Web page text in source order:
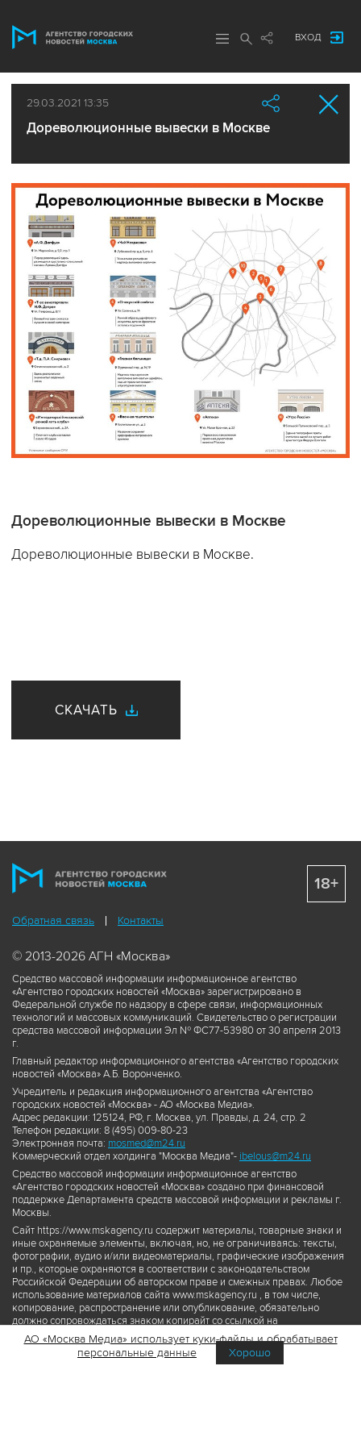
ВХОД
29.03.2021 13:35
Дореволюционные вывески в Москве
Дореволюционные вывески в Москве
Дореволюционные вывески в Москве.
СКАЧАТЬ
Обратная связь Контакты
© 2013-2026 АГН «Москва»
Средство массовой информации информационное агентство
«Агентство городских новостей «Москва» зарегистрировано в
Федеральной службе по надзору в сфере связи, информационных
технологий и массовых коммуникаций. Свидетельство о регистрации
средства массовой информации Эл № ФС77-53980 от 30 апреля 2013
г.
Главный редактор информационного агентства «Агентство городских
новостей «Москва» А.Б. Воронченко.
Учредитель и редакция информационного агентства «Агентство
городских новостей «Москва» - АО «Москва Медиа».
Адрес редакции: 125124, РФ, г. Москва, ул. Правды, д. 24, стр. 2
Телефон редакции: 8 (495) 009-80-23
Электронная почта: mosmed@m24.ru
Коммерческий отдел холдинга "Москва Медиа"- ibelous@m24.ru
Средство массовой информации информационное агентство
«Агентство городских новостей «Москва» создано при финансовой
поддержке Департамента средств массовой информации и рекламы г.
Москвы.
Сайт https://www.mskagency.ru содержит материалы, товарные знаки и
иные охраняемые элементы, включая, но, не ограничиваясь: тексты,
фотографии, аудио и/или видеоматериалы, графические изображения
и пр., которые охраняются в соответствии с законодательством
Российской Федерации об авторском праве и смежных правах. Любое
использование материалов сайта www.mskagency.ru , в том числе,
копирование, распространение или опубликование, обязательно
должно сопровождаться знаком копирайт со ссылкой на
правообладателя © АО «Москва Медиа», а также гиперссылкой на сайт
www.mskagency.ru как на первоисточник информации. Переработка
материалов сайта www.mskagency.ru не допускается.
18+
АО «Москва Медиа» использует куки-файлы и обрабатывает
персональные данные
Хорошо